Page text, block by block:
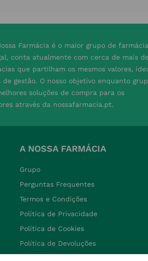
Farmácia é o maior grupo de
conta atualmente com cerca de mais
que partilham os mesmos valores,
de gestão. O nosso objetivo enquanto
soluções de compra para os
através da nossafarmacia.pt.
A NOSSA FARMÁCIA
Grupo
Perguntas Frequentes
Termos e Condições
Política de Privacidade
Política de Cookies
Política de Devoluções